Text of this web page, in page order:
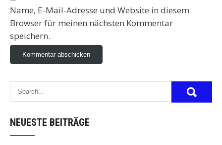
Name, E-Mail-Adresse und Website in diesem
Browser für meinen nächsten Kommentar
speichern.
NEUESTE BEITRÄGE